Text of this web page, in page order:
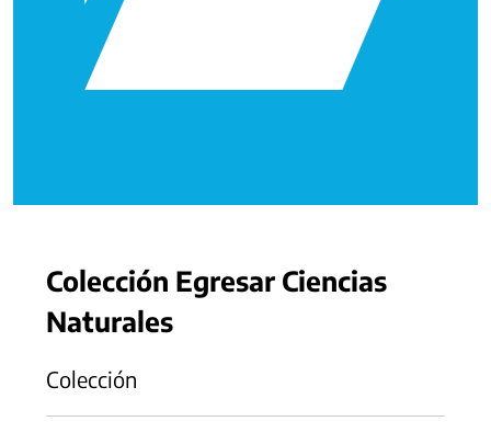
Colección Egresar Ciencias
Naturales
Colección